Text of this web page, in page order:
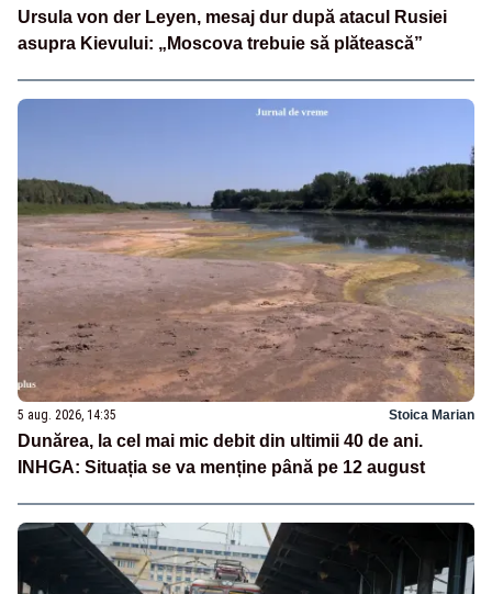
Ursula von der Leyen, mesaj dur după atacul Rusiei
asupra Kievului: „Moscova trebuie să plătească”
5 aug. 2026, 14:35 Stoica Marian
Dunărea, la cel mai mic debit din ultimii 40 de ani.
INHGA: Situația se va menține până pe 12 august